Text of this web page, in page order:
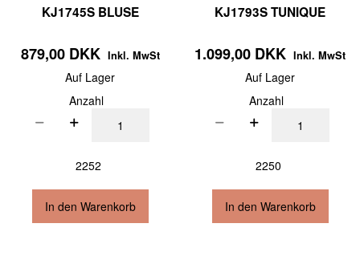
KJ1745S BLUSE
879,00 DKK Inkl. MwSt
Auf Lager
Anzahl
2252
In den Warenkorb
KJ1793S TUNIQUE
1.099,00 DKK Inkl. MwSt
Auf Lager
Anzahl
2250
In den Warenkorb